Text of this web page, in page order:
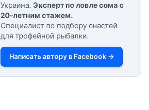
Украина. Эксперт по ловле сома с
20-летним стажем.
Специалист по подбору снастей
для трофейной рыбалки.
Написать автору в Facebook →